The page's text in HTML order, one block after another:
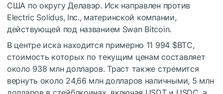
США по округу Делавэр. Иск направлен против
Electric Solidus, Inc., материнской компании,
действующей под названием Swan Bitcoin.
В центре иска находится примерно 11 994 $BTC,
стоимость которых по текущим ценам составляет
около 938 млн долларов. Траст также стремится
вернуть около 24,66 млн долларов наличными, 5 млн